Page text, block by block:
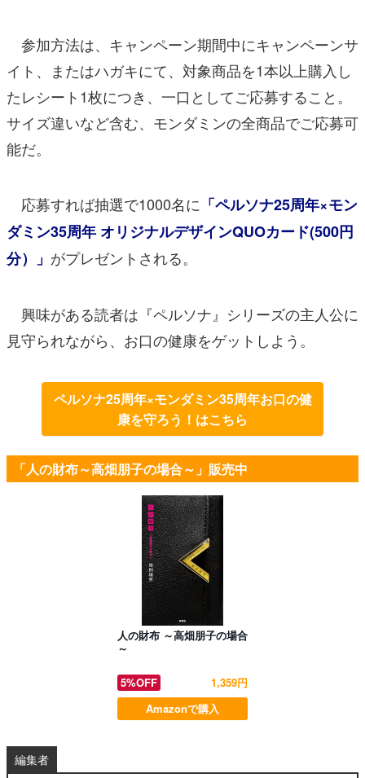
参加方法は、キャンペーン期間中にキャンペーンサ
イト、またはハガキにて、対象商品を1本以上購入し
たレシート1枚につき、一口としてご応募すること。
サイズ違いなど含む、モンダミンの全商品でご応募可
能だ。
応募すれば抽選で1000名に 「ペルソナ25周年×モン
ダミン35周年 オリジナルデザインQUOカード(500円
分）」 がプレゼントされる。
興味がある読者は『ペルソナ』シリーズの主人公に
見守られながら、お口の健康をゲットしよう。
ペルソナ25周年×モンダミン35周年お口の健
康を守ろう！はこちら
「人の財布～高畑朋子の場合～」販売中
人の財布 ～高畑朋子の場合
～
5%OFF
1,359円
Amazonで購入
編集者